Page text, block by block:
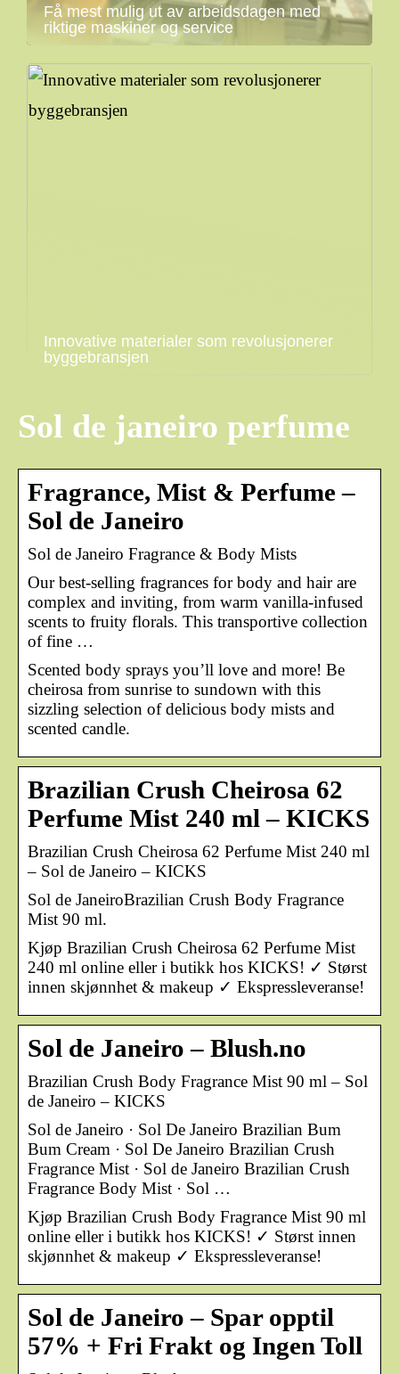
Få mest mulig ut av arbeidsdagen med
riktige maskiner og service
Innovative materialer som revolusjonerer
byggebransjen
Sol de janeiro perfume
Fragrance, Mist & Perfume –
Sol de Janeiro
Sol de Janeiro Fragrance & Body Mists
Our best-selling fragrances for body and hair are
complex and inviting, from warm vanilla-infused
scents to fruity florals. This transportive collection
of fine …
Scented body sprays you’ll love and more! Be
cheirosa from sunrise to sundown with this
sizzling selection of delicious body mists and
scented candle.
Brazilian Crush Cheirosa 62
Perfume Mist 240 ml – KICKS
Brazilian Crush Cheirosa 62 Perfume Mist 240 ml
– Sol de Janeiro – KICKS
Sol de JaneiroBrazilian Crush Body Fragrance
Mist 90 ml.
Kjøp Brazilian Crush Cheirosa 62 Perfume Mist
240 ml online eller i butikk hos KICKS! ✓ Størst
innen skjønnhet & makeup ✓ Ekspressleveranse!
Sol de Janeiro – Blush.no
Brazilian Crush Body Fragrance Mist 90 ml – Sol
de Janeiro – KICKS
Sol de Janeiro · Sol De Janeiro Brazilian Bum
Bum Cream · Sol De Janeiro Brazilian Crush
Fragrance Mist · Sol de Janeiro Brazilian Crush
Fragrance Body Mist · Sol …
Kjøp Brazilian Crush Body Fragrance Mist 90 ml
online eller i butikk hos KICKS! ✓ Størst innen
skjønnhet & makeup ✓ Ekspressleveranse!
Sol de Janeiro – Spar opptil
57% + Fri Frakt og Ingen Toll